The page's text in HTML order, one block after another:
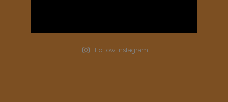
Follow Instagram